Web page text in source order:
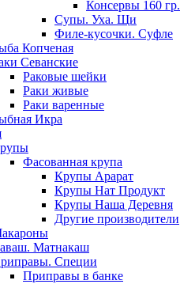
Консервы 160 гр.
Супы. Уха. Щи
Филе-кусочки. Суфле
Копченая
Севанские
Раковые шейки
Раки живые
Раки варенные
Икра
Фасованная крупа
Крупы Арарат
Крупы Нат Продукт
Крупы Наша Деревня
Другие производители
Матнакаш
Специи
Приправы в банке